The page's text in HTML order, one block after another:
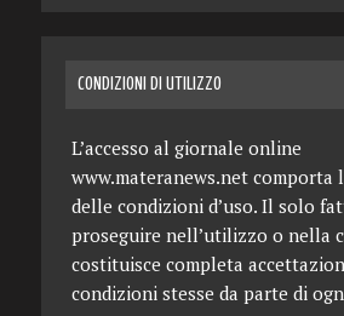
CONDIZIONI DI UTILIZZO
L’accesso al giornale online
www.materanews.net comporta
delle condizioni d’uso. Il solo
proseguire nell’utilizzo o nella
costituisce completa
condizioni stesse da parte di